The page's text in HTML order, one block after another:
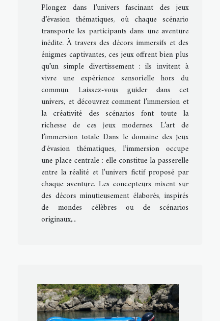
Plongez dans l’univers fascinant des jeux
d’évasion thématiques, où chaque scénario
transporte les participants dans une aventure
inédite. À travers des décors immersifs et des
énigmes captivantes, ces jeux offrent bien plus
qu’un simple divertissement : ils invitent à
vivre une expérience sensorielle hors du
commun. Laissez-vous guider dans cet
univers, et découvrez comment l’immersion et
la créativité des scénarios font toute la
richesse de ces jeux modernes. L’art de
l’immersion totale Dans le domaine des jeux
d'évasion thématiques, l’immersion occupe
une place centrale : elle constitue la passerelle
entre la réalité et l’univers fictif proposé par
chaque aventure. Les concepteurs misent sur
des décors minutieusement élaborés, inspirés
de mondes célèbres ou de scénarios
originaux,...